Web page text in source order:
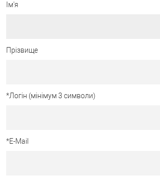
Ім'я
Прізвище
*Логін (мінімум 3 символи)
*E-Mail